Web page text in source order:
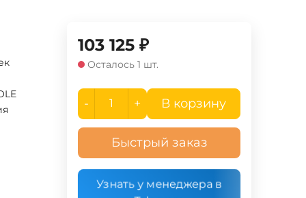
103 125 ₽
Осталось 1 шт.
- + В корзину
Быстрый заказ
Узнать у менеджера в